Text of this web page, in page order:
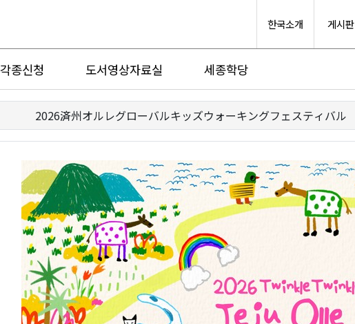
한국소개 게시판
각종신청 도서영상자료실 세종학당
2026済州オルレグローバルキッズウォーキングフェスティバル